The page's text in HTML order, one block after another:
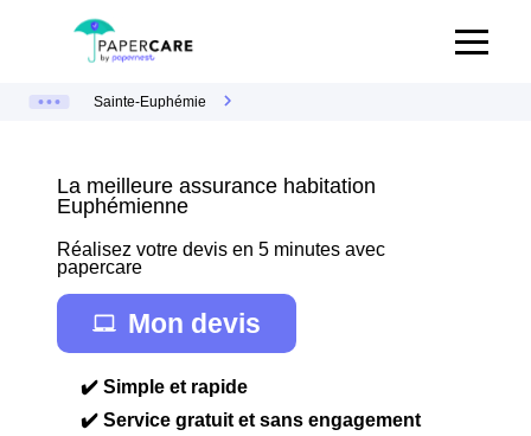
Sainte-Euphémie
La meilleure assurance habitation
Euphémienne
Réalisez votre devis en 5 minutes avec
papercare
Mon devis
✔️ Simple et rapide
✔️ Service gratuit et sans engagement